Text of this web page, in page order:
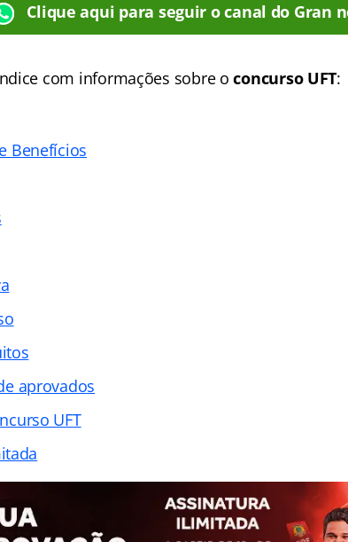
Clique aqui para seguir o canal do Gran
com informações sobre oconcurso UFT:
Benefícios
aprovados
UFT